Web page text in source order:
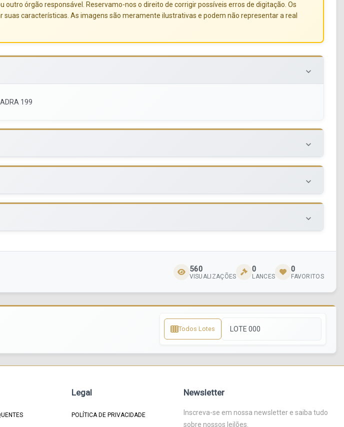
órgão responsável. Reservamo-nos o direito de corrigir possíveis erros de digitação. Os
características. As imagens são meramente ilustrativas e podem não representar a real
keyboard_arrow_down
199
keyboard_arrow_down
keyboard_arrow_down
keyboard_arrow_down
560
VISUALIZAÇÕES
0
LANCES
0
FAVORITOS
Todos Lotes
Legal
POLÍTICA DE PRIVACIDADE
Newsletter
Inscreva-se em nossa newsletter e saiba tudo
sobre nossos leilões.